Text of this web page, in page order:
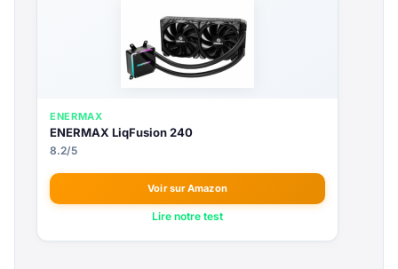
ENERMAX
ENERMAX LiqFusion 240
8.2/5
Voir sur Amazon
Lire notre test